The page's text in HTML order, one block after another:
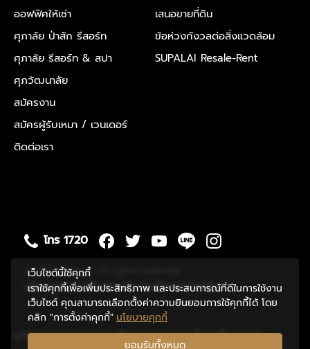
ออฟฟิศให้เช่า
ศุภาลัย ป่าสัก รีสอร์ท
ศุภาลัย รีสอร์ท & สปา
ศุภวัฒนาลัย
สมัครงาน
สมัครผู้รับเหมา / เวนเดอร์
ติดต่อเรา
เสนอขายที่ดิน
ข้อห่วงกังวลต่อสิ่งแวดล้อม
SUPALAI Resale-Rent
โทร 1720
© 2020 Supalai. All rights reserved
นโยบายความเป็นส่วนตัวข้อกำหนดการใช้งาน
มาตรฐานของระบบบริหารคุณภาพ ในระดับสากล
เว็บไซต์นี้ใช้คุกกี้
เราใช้คุกกี้เพื่อเพิ่มประสิทธิภาพ และประสบการณ์ที่ดีในการใช้งาน
เว็บไซต์ คุณสามารถเลือกตั้งค่าความยินยอมการใช้คุกกี้ได้ โดย
คลิก "การตั้งค่าคุกกี้" นโยบายคุกกี้
ยอมรับทั้งหมด